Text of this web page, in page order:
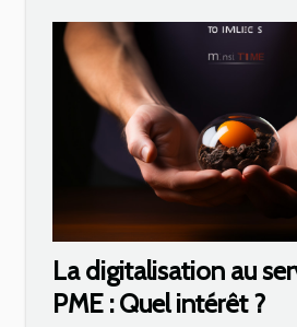
La digitalisation au
PME : Quel intérêt ?